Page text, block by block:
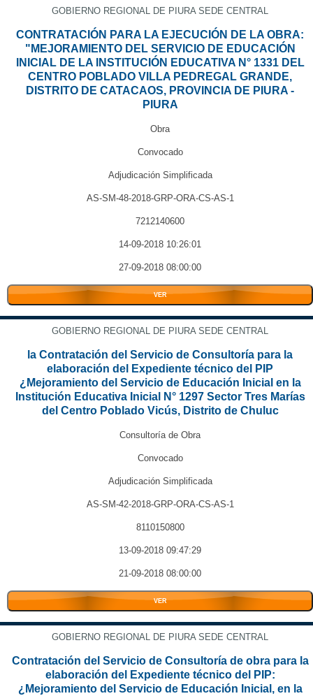
GOBIERNO REGIONAL DE PIURA SEDE CENTRAL
CONTRATACIÓN PARA LA EJECUCIÓN DE LA OBRA:
"MEJORAMIENTO DEL SERVICIO DE EDUCACIÓN
INICIAL DE LA INSTITUCIÓN EDUCATIVA N° 1331 DEL
CENTRO POBLADO VILLA PEDREGAL GRANDE,
DISTRITO DE CATACAOS, PROVINCIA DE PIURA -
PIURA
Obra
Convocado
Adjudicación Simplificada
AS-SM-48-2018-GRP-ORA-CS-AS-1
7212140600
14-09-2018 10:26:01
27-09-2018 08:00:00
VER
GOBIERNO REGIONAL DE PIURA SEDE CENTRAL
la Contratación del Servicio de Consultoría para la
elaboración del Expediente técnico del PIP
¿Mejoramiento del Servicio de Educación Inicial en la
Institución Educativa Inicial N° 1297 Sector Tres Marías
del Centro Poblado Vicús, Distrito de Chuluc
Consultoría de Obra
Convocado
Adjudicación Simplificada
AS-SM-42-2018-GRP-ORA-CS-AS-1
8110150800
13-09-2018 09:47:29
21-09-2018 08:00:00
VER
GOBIERNO REGIONAL DE PIURA SEDE CENTRAL
Contratación del Servicio de Consultoría de obra para la
elaboración del Expediente técnico del PIP:
¿Mejoramiento del Servicio de Educación Inicial, en la